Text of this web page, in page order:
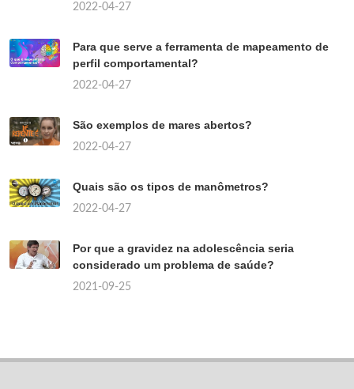
2022-04-27
Para que serve a ferramenta de mapeamento de
perfil comportamental?
2022-04-27
São exemplos de mares abertos?
2022-04-27
Quais são os tipos de manômetros?
2022-04-27
Por que a gravidez na adolescência seria
considerado um problema de saúde?
2021-09-25